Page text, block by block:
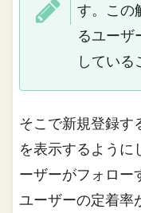
す。この
るユーザ
している
そこで新規登録す
を表示するように
ーザーがフォロー
ユーザーの定着率